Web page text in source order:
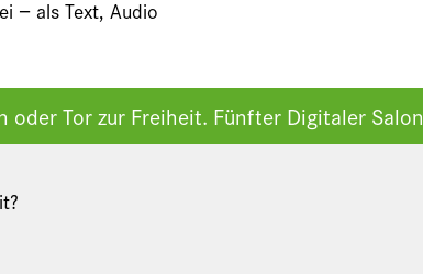
− als Text, Audio
Tor zur Freiheit. Fünfter Digitaler Salon